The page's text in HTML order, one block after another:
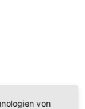
kann Daten
von